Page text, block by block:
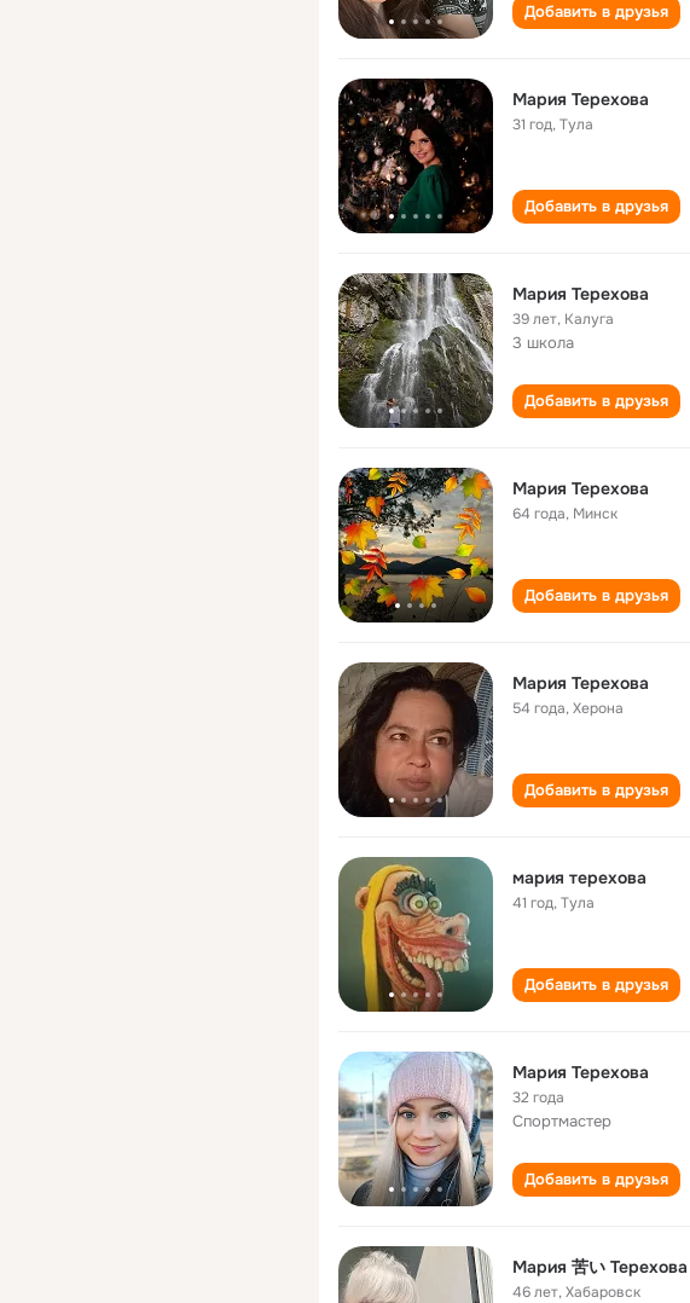
Добавить в друзья
Мария Терехова
31 год,Тула
Добавить в друзья
Мария Терехова
39 лет, Калуга
3 школа
Добавить в друзья
Мария Терехова
64 года, Минск
Добавить в друзья
Мария Терехова
54 года,Херона
Добавить в друзья
мария терехова
41 год,Тула
Добавить в друзья
Мария Терехова
32 года
Спортмастер
Добавить в друзья
Мария 苦い Терехова
46 лет,Хабаровск